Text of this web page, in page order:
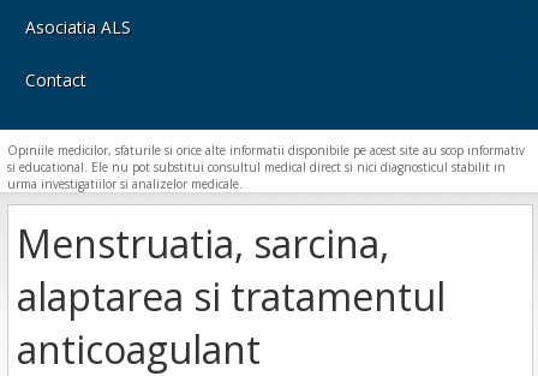
Asociatia ALS
Contact
Opiniile medicilor, sfaturile si orice alte informatii disponibile pe acest site au scop informativ
si educational. Ele nu pot substitui consultul medical direct si nici diagnosticul stabilit in
urma investigatiilor si analizelor medicale.
Menstruatia, sarcina,
alaptarea si tratamentul
anticoagulant